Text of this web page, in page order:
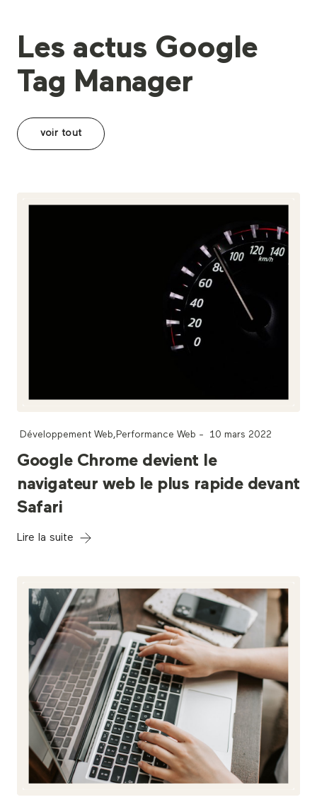
Les actus Google
Tag Manager
voir tout
Développement Web,Performance Web - 10 mars 2022
Google Chrome devient le
navigateur web le plus rapide devant
Safari
Lire la suite